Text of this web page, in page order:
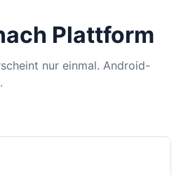
Plattform
nur einmal. Android-